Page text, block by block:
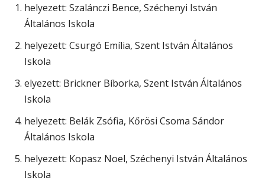
helyezett: Szalánczi Bence, Széchenyi István
Általános Iskola
helyezett: Csurgó Emília, Szent István Általános
Iskola
elyezett: Brickner Bíborka, Szent István Általános
Iskola
helyezett: Belák Zsófia, Kőrösi Csoma Sándor
Általános Iskola
helyezett: Kopasz Noel, Széchenyi István Általános
Iskola